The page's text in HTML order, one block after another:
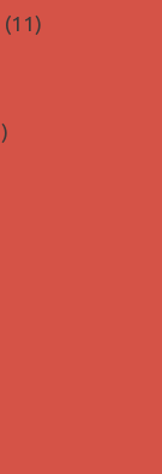
1111
51